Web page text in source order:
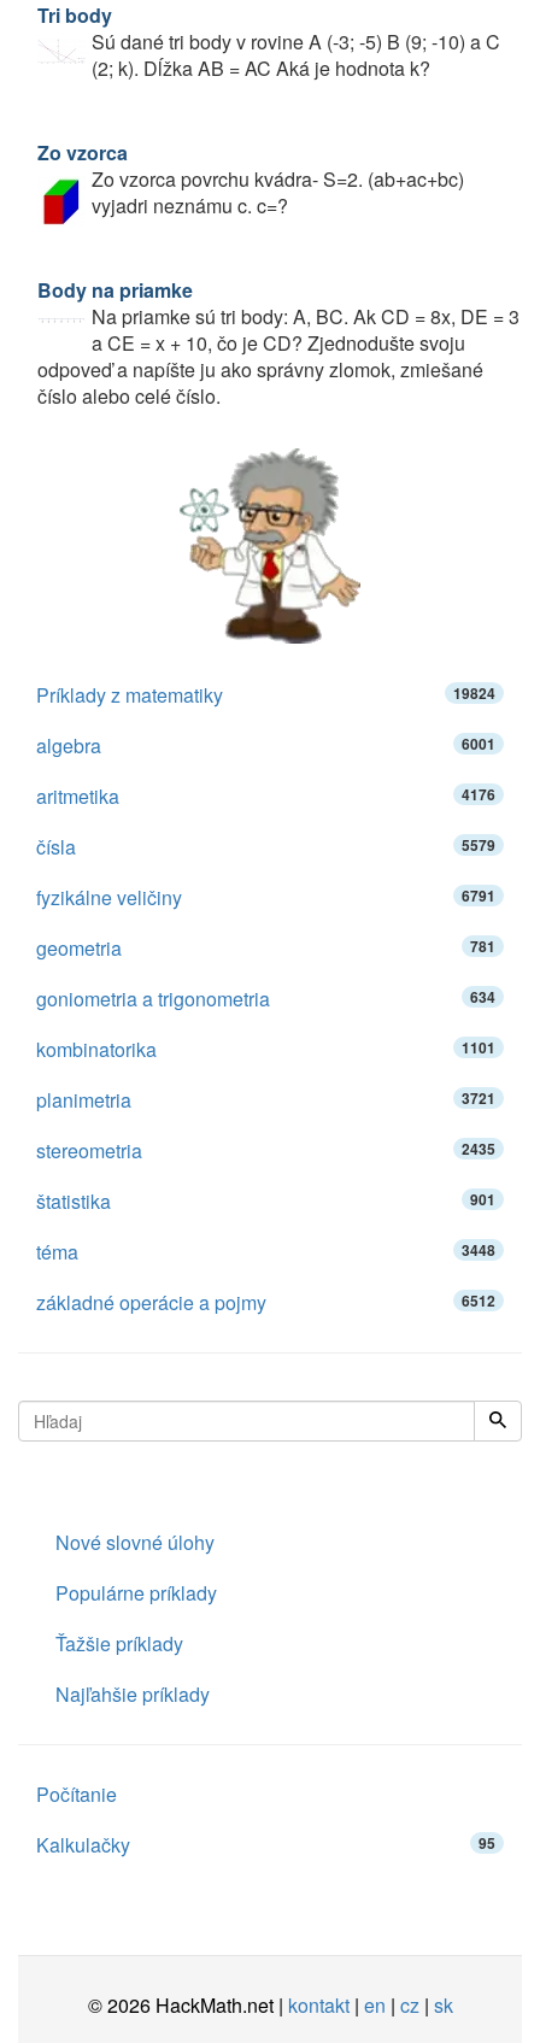
Tri body
Sú dané tri body v rovine A (-3; -5) B (9; -10) a C
(2; k). Dĺžka AB = AC Aká je hodnota k?
Zo vzorca
Zo vzorca povrchu kvádra- S=2. (ab+ac+bc)
vyjadri neznámu c. c=?
Body na priamke
Na priamke sú tri body: A, BC. Ak CD = 8x, DE = 3
a CE = x + 10, čo je CD? Zjednodušte svoju
odpoveď a napíšte ju ako správny zlomok, zmiešané
číslo alebo celé číslo.
Príklady z matematiky 19824
algebra 6001
aritmetika 4176
čísla 5579
fyzikálne veličiny 6791
geometria 781
goniometria a trigonometria 634
kombinatorika 1101
planimetria 3721
stereometria 2435
štatistika 901
téma 3448
základné operácie a pojmy 6512
Nové slovné úlohy
Populárne príklady
Ťažšie príklady
Najľahšie príklady
Počítanie
Kalkulačky
95
© 2026 HackMath.net | kontakt| en | cz| sk